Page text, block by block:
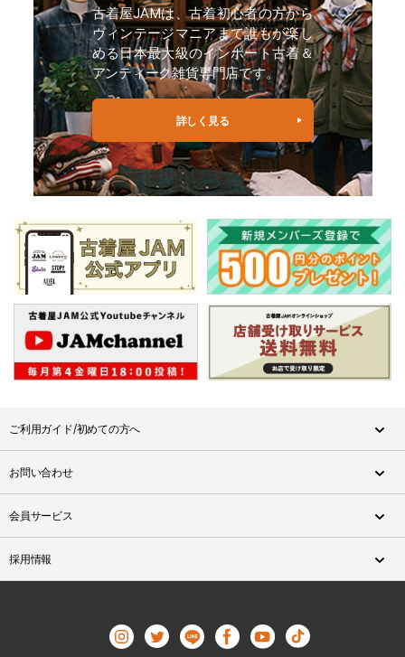
古着屋JAMは、古着初心者の方から
ヴィンテージマニアまで誰もが楽し
める日本最大級のインポート古着＆
アンティーク雑貨専門店です。
詳しく見る
ご利用ガイド/初めての方へ
お問い合わせ
会員サービス
採用情報